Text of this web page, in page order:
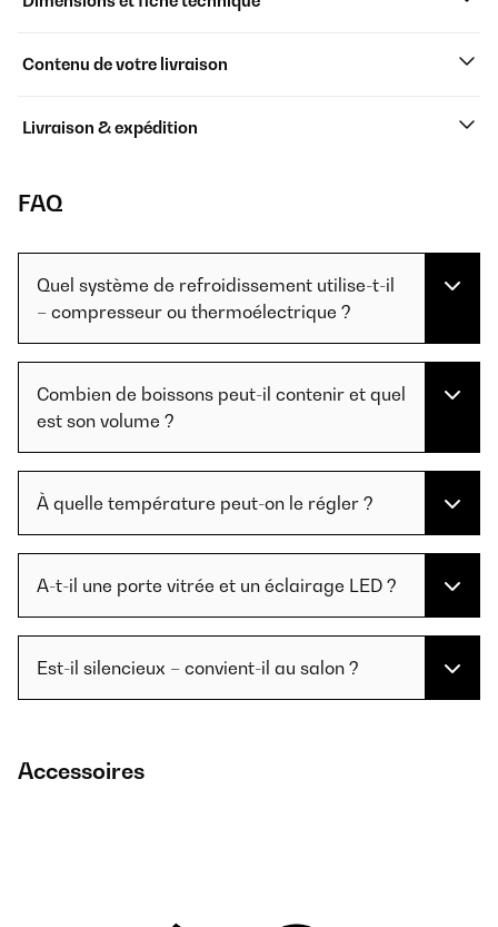
Contenu de votre livraison
Livraison & expédition
FAQ
Quel système de refroidissement utilise-t-il
– compresseur ou thermoélectrique ?
Combien de boissons peut-il contenir et quel
est son volume ?
À quelle température peut-on le régler ?
A-t-il une porte vitrée et un éclairage LED ?
Est-il silencieux – convient-il au salon ?
Accessoires